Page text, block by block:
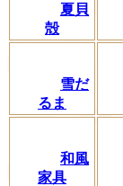
夏貝
殻
雪だ
るま
和風
家具